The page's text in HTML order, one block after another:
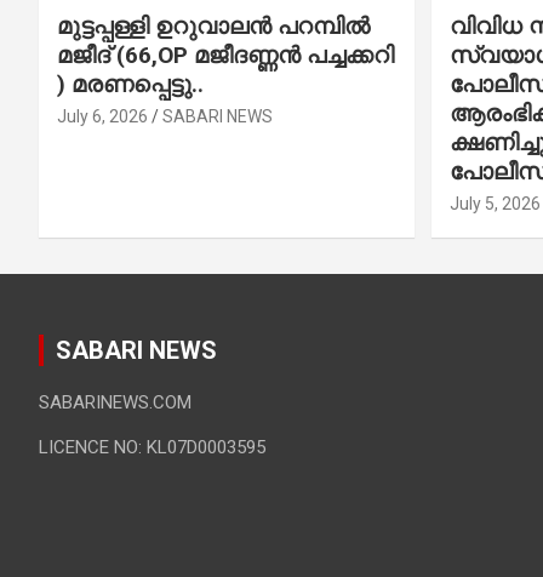
മുട്ടപ്പള്ളി ഉറുവാലൻ പറമ്പിൽ
മജീദ് (66,OP മജീദണ്ണൻ പച്ചക്കറി
) മരണപ്പെട്ടു..
July 6, 2026 SABARI NEWS
വിവിധ
പോലീസ്
July 5, 2026
SABARI NEWS
SABARINEWS.COM
LICENCE NO: KL07D0003595